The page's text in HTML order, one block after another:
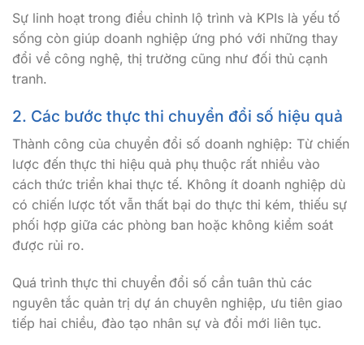
Sự linh hoạt trong điều chỉnh lộ trình và KPIs là yếu tố
sống còn giúp doanh nghiệp ứng phó với những thay
đổi về công nghệ, thị trường cũng như đối thủ cạnh
tranh.
2. Các bước thực thi chuyển đổi số hiệu quả
Thành công của chuyển đổi số doanh nghiệp: Từ chiến
lược đến thực thi hiệu quả phụ thuộc rất nhiều vào
cách thức triển khai thực tế. Không ít doanh nghiệp dù
có chiến lược tốt vẫn thất bại do thực thi kém, thiếu sự
phối hợp giữa các phòng ban hoặc không kiểm soát
được rủi ro.
Quá trình thực thi chuyển đổi số cần tuân thủ các
nguyên tắc quản trị dự án chuyên nghiệp, ưu tiên giao
tiếp hai chiều, đào tạo nhân sự và đổi mới liên tục.